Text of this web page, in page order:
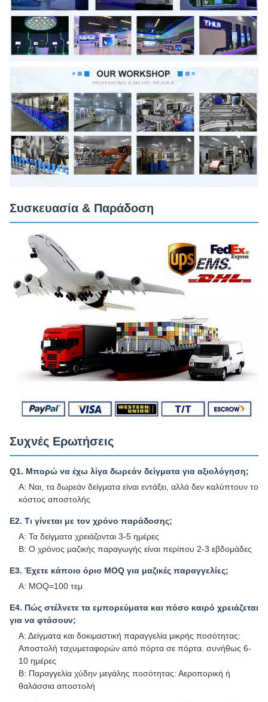
Συσκευασία & Παράδοση
Συχνές Ερωτήσεις
Q1. Μπορώ να έχω λίγα δωρεάν δείγματα για αξιολόγηση;
Α: Ναι, τα δωρεάν δείγματα είναι εντάξει, αλλά δεν καλύπτουν το
κόστος αποστολής
Ε2. Τι γίνεται με τον χρόνο παράδοσης;
Α: Τα δείγματα χρειάζονται 3-5 ημέρες
Β: Ο χρόνος μαζικής παραγωγής είναι περίπου 2-3 ​​εβδομάδες
Ε3. Έχετε κάποιο όριο MOQ για μαζικές παραγγελίες;
Α: MOQ=100 τεμ
Ε4. Πώς στέλνετε τα εμπορεύματα και πόσο καιρό χρειάζεται
για να φτάσουν;
Α: Δείγματα και δοκιμαστική παραγγελία μικρής ποσότητας:
Αποστολή ταχυμεταφορών από πόρτα σε πόρτα. συνήθως 6-
10 ημέρες
Β: Παραγγελία χύδην μεγάλης ποσότητας: Αεροπορική ή
θαλάσσια αποστολή